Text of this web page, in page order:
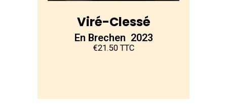
Viré-Clessé
En Brechen 2023
€21.50 TTC